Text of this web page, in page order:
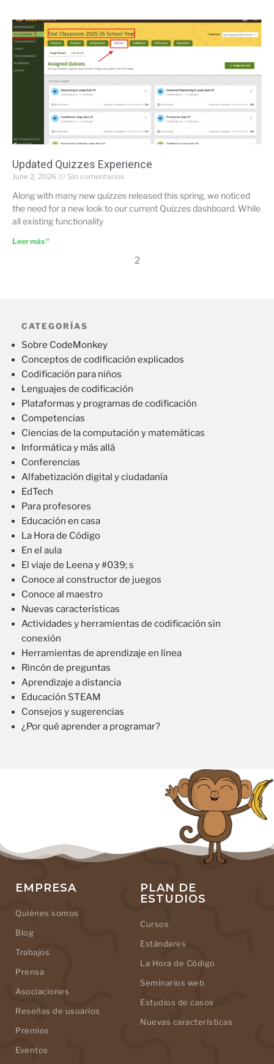
Updated Quizzes Experience
June 2, 2026 Sin comentarios
Along with many new quizzes released this spring, we noticed
the need for a new look to our current Quizzes dashboard. While
all existing functionality
Leer más "
2
CATEGORÍAS
Sobre CodeMonkey
Conceptos de codificación explicados
Codificación para niños
Lenguajes de codificación
Plataformas y programas de codificación
Competencias
Ciencias de la computación y matemáticas
Informática y más allá
Conferencias
Alfabetización digital y ciudadanía
EdTech
Para profesores
Educación en casa
La Hora de Código
En el aula
El viaje de Leena y #039; s
Conoce al constructor de juegos
Conoce al maestro
Nuevas características
Actividades y herramientas de codificación sin
conexión
Herramientas de aprendizaje en línea
Rincón de preguntas
Aprendizaje a distancia
Educación STEAM
Consejos y sugerencias
¿Por qué aprender a programar?
EMPRESA
Quiénes somos
Blog
Trabajos
Prensa
Asociaciones
Reseñas de usuarios
Premios
Eventos
PLAN DE
ESTUDIOS
Cursos
Estándares
La Hora de Código
Seminarios web
Estudios de casos
Nuevas características